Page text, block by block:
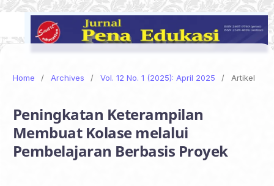
Home / Archives / Vol. 12 No. 1 (2025): April 2025 / Artikel
Peningkatan Keterampilan
Membuat Kolase melalui
Pembelajaran Berbasis Proyek